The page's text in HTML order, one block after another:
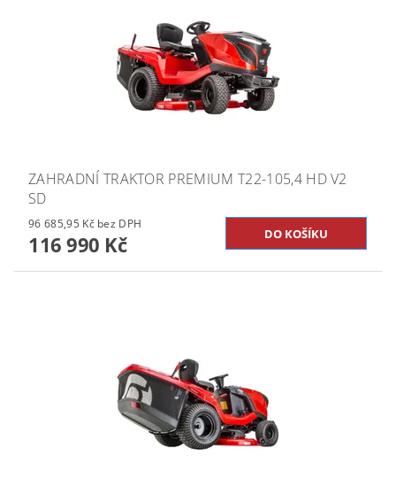
ZAHRADNÍ TRAKTOR PREMIUM T22-105,4 HD V2
SD
96 685,95 Kč bez DPH
116 990 Kč